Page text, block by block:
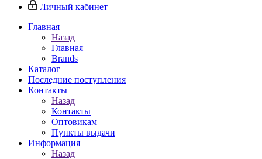
Личный кабинет
Главная
Назад
Главная
Brands
Каталог
Последние поступления
Контакты
Назад
Контакты
Оптовикам
Пункты выдачи
Информация
Назад